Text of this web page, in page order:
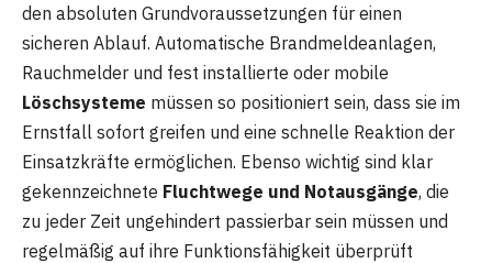
den absoluten Grundvoraussetzungen für einen
sicheren Ablauf. Automatische Brandmeldeanlagen,
Rauchmelder und fest installierte oder mobile
Löschsysteme müssen so positioniert sein, dass sie im
Ernstfall sofort greifen und eine schnelle Reaktion der
Einsatzkräfte ermöglichen. Ebenso wichtig sind klar
gekennzeichnete Fluchtwege und Notausgänge, die
zu jeder Zeit ungehindert passierbar sein müssen und
regelmäßig auf ihre Funktionsfähigkeit überprüft